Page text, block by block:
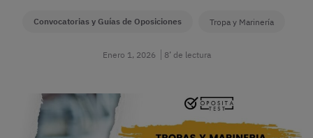
Convocatorias y Guías de Oposiciones Tropa y Marinería
Enero 1, 2026 8’ de lectura